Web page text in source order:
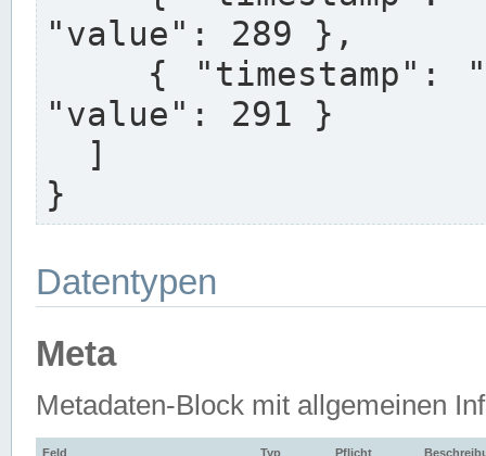
"value": 289 },
"value": 291 }
}
Datentypen
Meta
Metadaten-Block mit allgemeinen
Feld Typ Pflicht